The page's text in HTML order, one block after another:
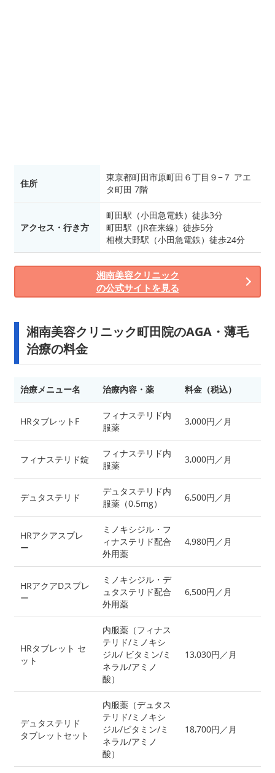
住所
東京都町田市原町田６丁目９−７ アエ
タ町田 7階
アクセス・行き方
町田駅（小田急電鉄）徒歩3分
町田駅（JR在来線）徒歩5分
相模大野駅（小田急電鉄）徒歩24分
湘南美容クリニック
の公式サイトを見る
湘南美容クリニック町田院のAGA・薄毛
治療の料金
治療メニュー名 治療内容・薬 料金（税込）
HRタブレットF
フィナステリド内
服薬
3,000円／月
フィナステリド錠
フィナステリド内
服薬
3,000円／月
デュタステリド
デュタステリド内
服薬（0.5mg）
6,500円／月
HRアクアスプレ
ー
ミノキシジル・フ
ィナステリド配合
外用薬
4,980円／月
HRアクアDスプレ
ー
ミノキシジル・デ
ュタステリド配合
外用薬
6,500円／月
HRタブレット セ
ット
内服薬（フィナス
テリド/ミノキシ
ジル/ ビタミン/ミ
ネラル/アミノ
酸）
13,030円／月
デュタステリド
タブレットセット
内服薬（デュタス
テリド/ミノキシ
ジル/ビタミン/ミ
ネラル/アミノ
酸）
18,700円／月